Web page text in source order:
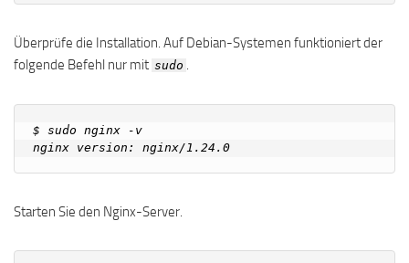
Überprüfe die Installation. Auf Debian-Systemen funktioniert der
folgende Befehl nur mit sudo .
$ sudo nginx -v
Starten Sie den Nginx-Server.